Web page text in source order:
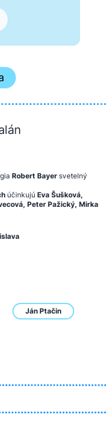
Robert Bayer svetelný
účinkujú Eva Šušková,
Peter Pažický, Mirka
Ján Ptačin